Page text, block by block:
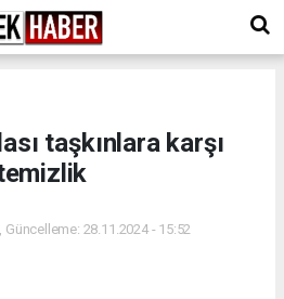
taşkınlara karşı
Güncelleme: 28.11.2024 - 15:52